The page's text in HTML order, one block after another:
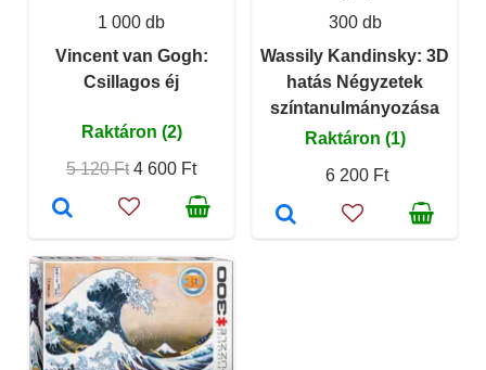
1 000 db
Vincent van Gogh:
Csillagos éj
Raktáron (2)
5 120 Ft 4 600 Ft
300 db
Wassily Kandinsky: 3D
hatás Négyzetek
színtanulmányozása
Raktáron (1)
6 200 Ft